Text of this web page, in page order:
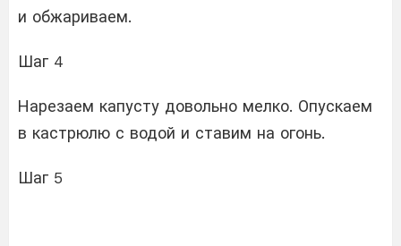
и обжариваем.
Шаг 4
Нарезаем капусту довольно мелко. Опускаем
в кастрюлю с водой и ставим на огонь.
Шаг 5